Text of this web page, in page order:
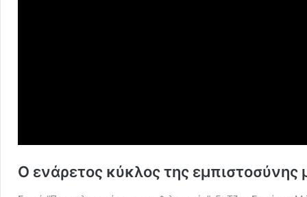
O ενάρετος κύκλος της